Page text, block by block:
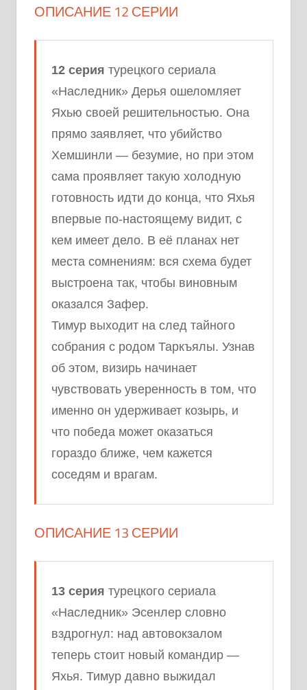
ОПИСАНИЕ 12 СЕРИИ
12 серия турецкого сериала
«Наследник» Дерья ошеломляет
Яхью своей решительностью. Она
прямо заявляет, что убийство
Хемшинли — безумие, но при этом
сама проявляет такую холодную
готовность идти до конца, что Яхья
впервые по-настоящему видит, с
кем имеет дело. В её планах нет
места сомнениям: вся схема будет
выстроена так, чтобы виновным
оказался Зафер.
Тимур выходит на след тайного
собрания с родом Таркъялы. Узнав
об этом, визирь начинает
чувствовать уверенность в том, что
именно он удерживает козырь, и
что победа может оказаться
гораздо ближе, чем кажется
соседям и врагам.
ОПИСАНИЕ 13 СЕРИИ
13 серия турецкого сериала
«Наследник» Эсенлер словно
вздрогнул: над автовокзалом
теперь стоит новый командир —
Яхья. Тимур давно выжидал